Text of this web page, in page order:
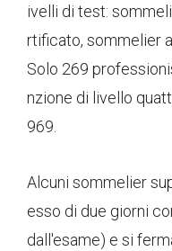
ivelli di test:
rtificato, sommelier
Solo 269
nzione di livello
969.
Alcuni sommelier
esso di due giorni
dall'esame) e si